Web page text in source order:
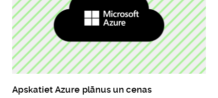
Apskatiet Azure plānus un cenas